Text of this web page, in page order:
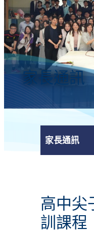
家長通訊
家長通訊
學校通告
高中尖
訓課程